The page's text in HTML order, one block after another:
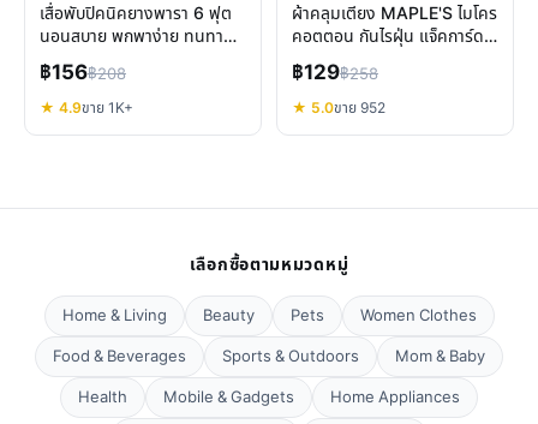
เสื่อพับปิคนิคยางพารา 6 ฟุต
นอนสบาย พกพาง่าย ทนทาน
คุ้มค่า
฿156฿208
★ 4.9ขาย 1K+
ผ้าคลุมเตียง MAPLE'S ไมโคร
คอตตอน กันไรฝุ่น แจ็คการ์ด
สัมผัสนุ่ม ปกป้องเตียง โซฟา
฿129฿258
★ 5.0ขาย 952
เลือกซื้อตามหมวดหมู่
Home & Living Beauty Pets
Women Clothes
Food & Beverages
Sports & Outdoors
Mom & Baby
Health
Mobile & Gadgets
Home Appliances